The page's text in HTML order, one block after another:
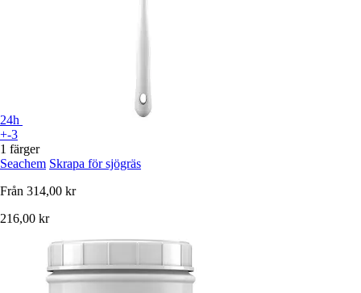
24h
+-3
1 färger
Seachem Skrapa för sjögräs
Från 314,00 kr
216,00 kr